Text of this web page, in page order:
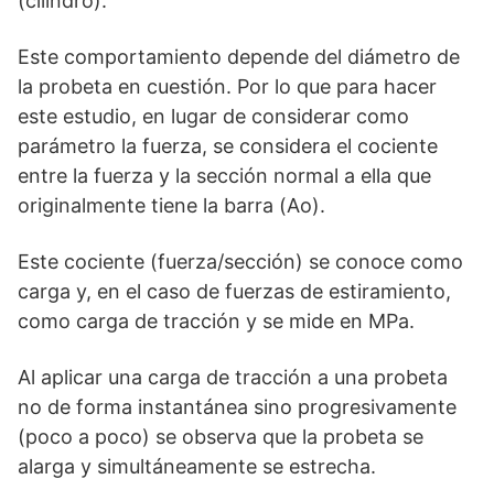
Este comportamiento depende del diámetro de
la probeta en cuestión. Por lo que para hacer
este estudio, en lugar de considerar como
parámetro la fuerza, se considera el cociente
entre la fuerza y la sección normal a ella que
originalmente tiene la barra (Ao).
Este cociente (fuerza/sección) se conoce como
carga y, en el caso de fuerzas de estiramiento,
como carga de tracción y se mide en MPa.
Al aplicar una carga de tracción a una probeta
no de forma instantánea sino progresivamente
(poco a poco) se observa que la probeta se
alarga y simultáneamente se estrecha.